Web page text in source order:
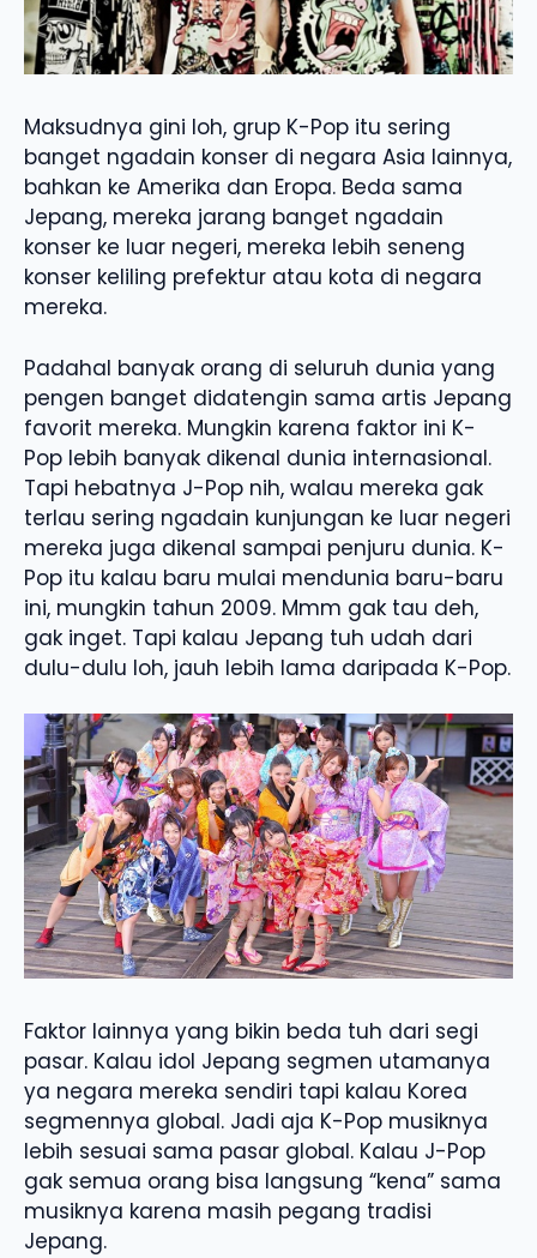
Maksudnya gini loh, grup K-Pop itu sering
banget ngadain konser di negara Asia lainnya,
bahkan ke Amerika dan Eropa. Beda sama
Jepang, mereka jarang banget ngadain
konser ke luar negeri, mereka lebih seneng
konser keliling prefektur atau kota di negara
mereka.
Padahal banyak orang di seluruh dunia yang
pengen banget didatengin sama artis Jepang
favorit mereka. Mungkin karena faktor ini K-
Pop lebih banyak dikenal dunia internasional.
Tapi hebatnya J-Pop nih, walau mereka gak
terlau sering ngadain kunjungan ke luar negeri
mereka juga dikenal sampai penjuru dunia. K-
Pop itu kalau baru mulai mendunia baru-baru
ini, mungkin tahun 2009. Mmm gak tau deh,
gak inget. Tapi kalau Jepang tuh udah dari
dulu-dulu loh, jauh lebih lama daripada K-Pop.
Faktor lainnya yang bikin beda tuh dari segi
pasar. Kalau idol Jepang segmen utamanya
ya negara mereka sendiri tapi kalau Korea
segmennya global. Jadi aja K-Pop musiknya
lebih sesuai sama pasar global. Kalau J-Pop
gak semua orang bisa langsung “kena” sama
musiknya karena masih pegang tradisi
Jepang.